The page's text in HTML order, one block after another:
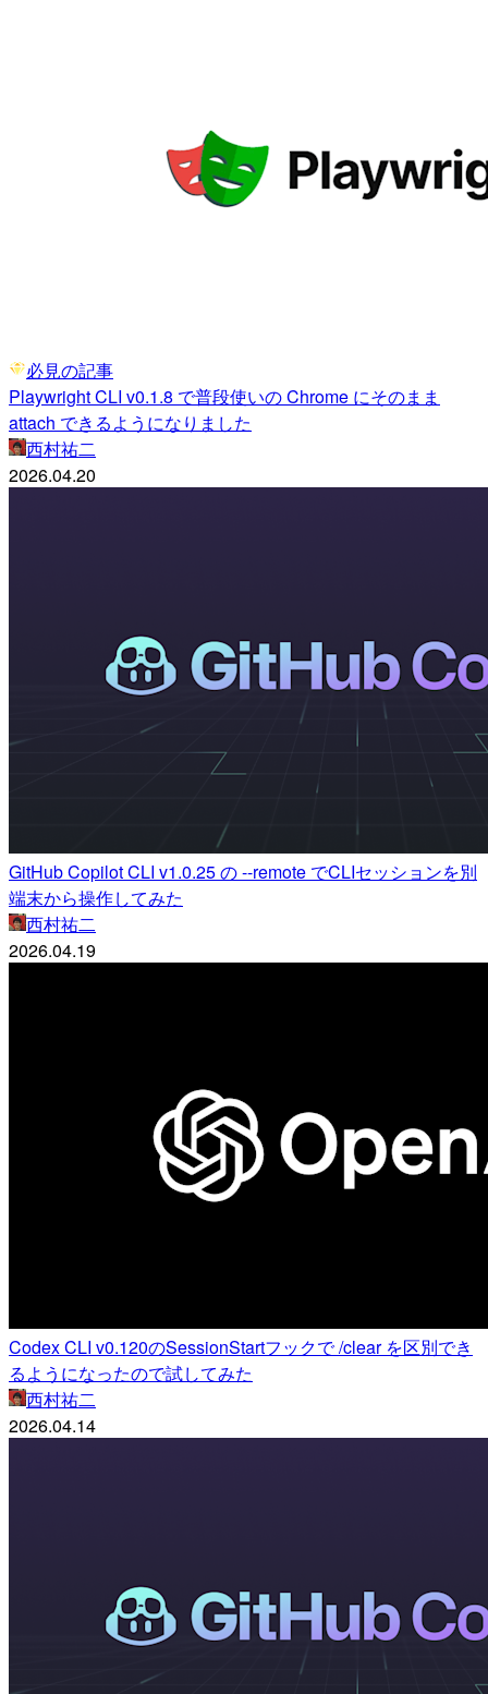
必見の記事
Playwright CLI v0.1.8 で普段使いの Chrome にそのまま
attach できるようになりました
西村祐二
2026.04.20
GitHub Copilot CLI v1.0.25 の --remote でCLIセッションを別
端末から操作してみた
西村祐二
2026.04.19
Codex CLI v0.120のSessionStartフックで /clear を区別でき
るようになったので試してみた
西村祐二
2026.04.14